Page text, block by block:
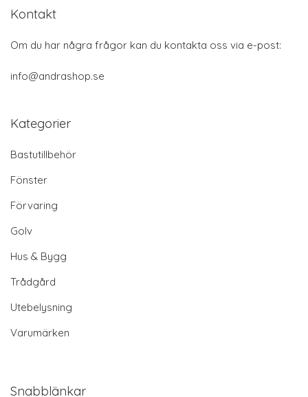
Kontakt
Om du har några frågor kan du kontakta oss via e-post:
info@andrashop.se
Kategorier
Bastutillbehör
Fönster
Förvaring
Golv
Hus & Bygg
Trådgård
Utebelysning
Varumärken
Snabblänkar